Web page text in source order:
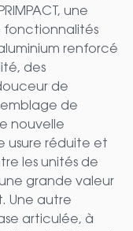
une
fonctionnalités
renforcé
des
de
de
nouvelle
usure réduite et
les unités de
grande valeur
Une autre
articulée, à